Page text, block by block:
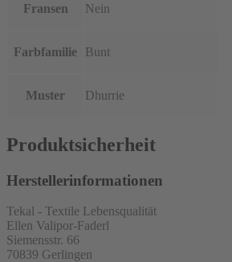
Fransen Nein
Farbfamilie Bunt
Muster Dhurrie
Produktsicherheit
Herstellerinformationen
Tekal - Textile Lebensqualität
Ellen Valipor-Faderl
Siemensstr. 66
70839 Gerlingen